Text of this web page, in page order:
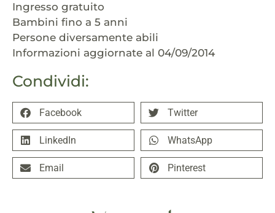
Condividi:
Facebook Twitter
LinkedIn WhatsApp
Email Pinterest
Ingresso gratuito
Bambini fino a 5 anni
Persone diversamente abili
Informazioni aggiornate al 04/09/2014